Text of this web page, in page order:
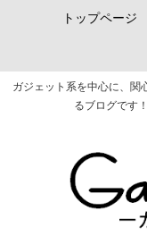
ガジェット系を中心に、関
るブログです
トップページ